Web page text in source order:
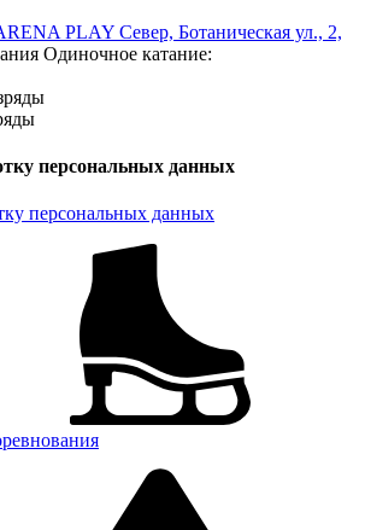
PLAY Север, Ботаническая ул., 2,
Одиночное катание:
персональных данных
персональных данных